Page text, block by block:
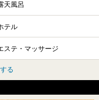
天風呂
テル
ステ・マッサージ
る